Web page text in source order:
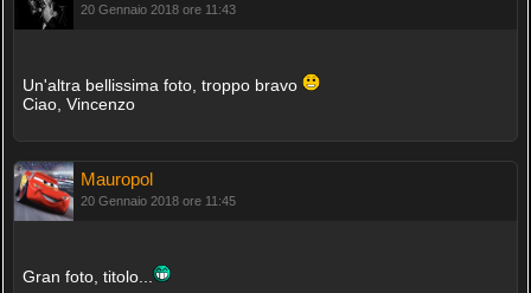
20 Gennaio 2018 ore 11:43
Un'altra bellissima foto, troppo bravo
Ciao, Vincenzo
Mauropol
20 Gennaio 2018 ore 11:45
Gran foto, titolo...